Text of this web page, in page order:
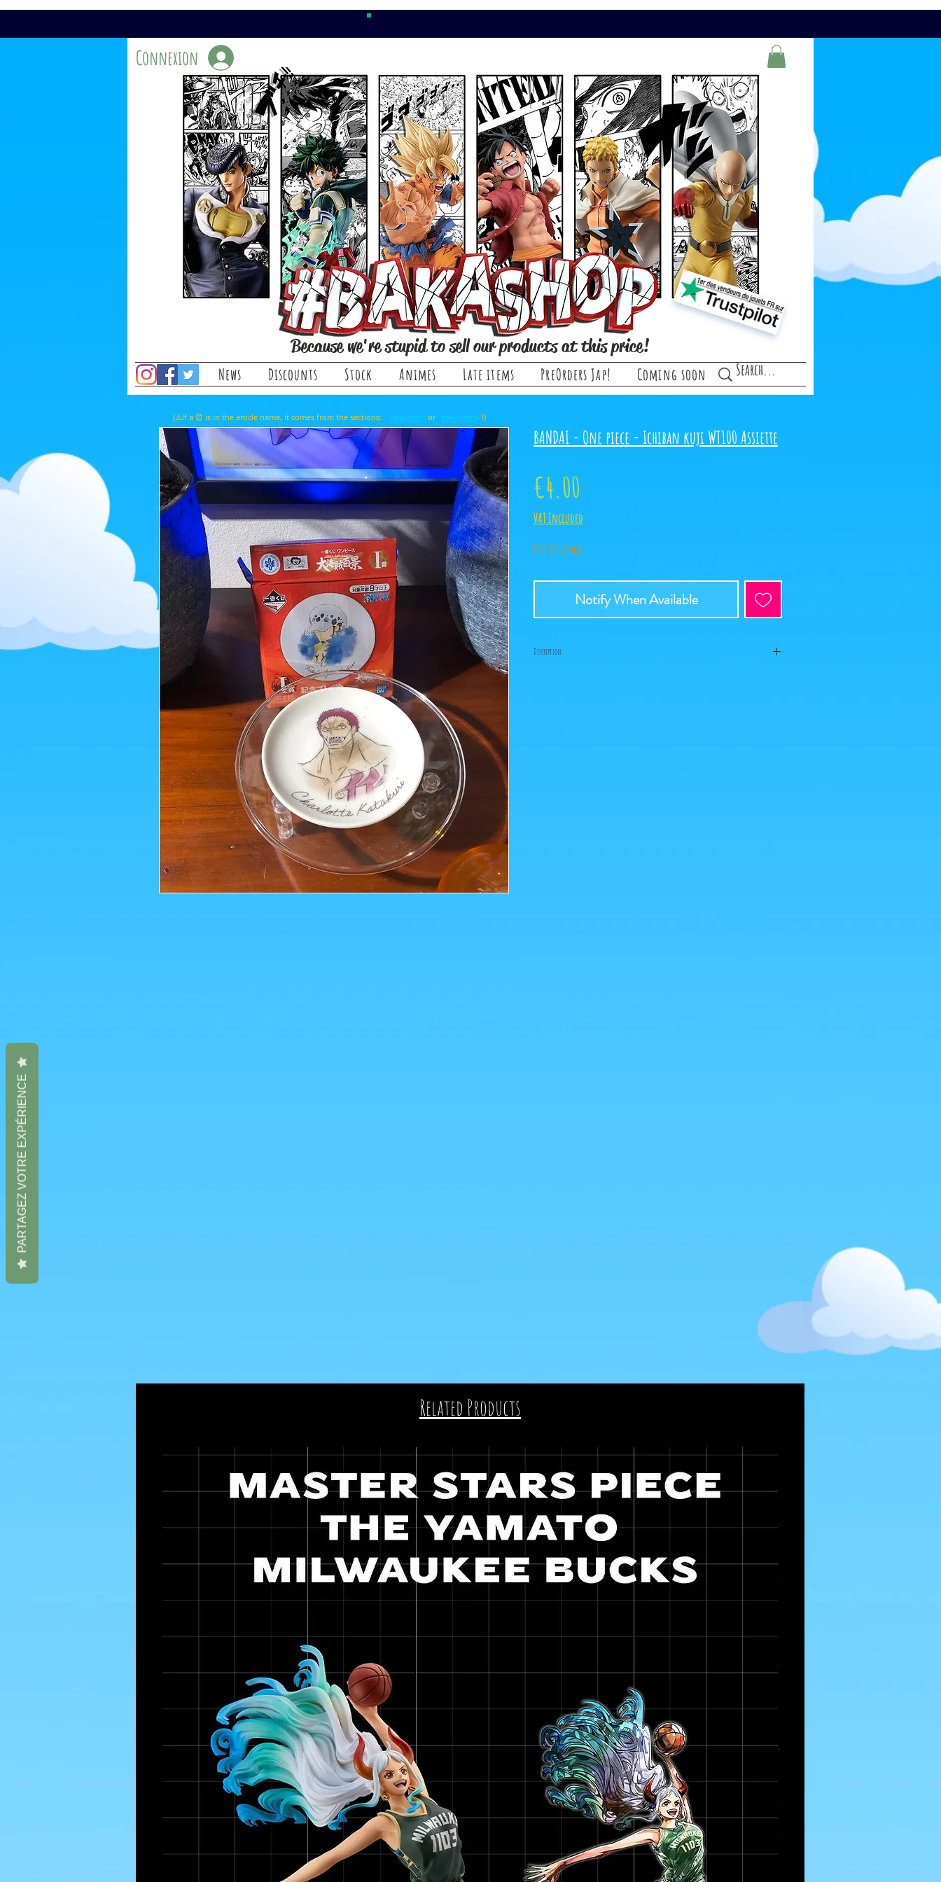
Connexion
Because we're stupid to sell our products at this price!
News Discounts Stock Animes Late items PreOrders Jap! Coming soon
BANDAI - One piece - Ichiban kuji WT100 Assiette
€4.00
VAT Included
Out of Stock
Notify When Available
Description:
(⚠️If a ⏰ is in the article name, it comes from the sections: or !)
late items pre-orders
Related Products
PARTAGEZ VOTRE EXPÉRIENCE